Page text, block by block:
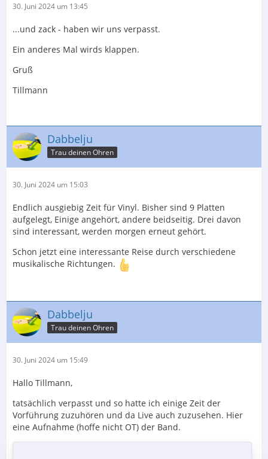
30. Juni 2024 um 13:45
...und zack - haben wir uns verpasst.
Ein anderes Mal wirds klappen.
Gruß
Tillmann
Dabbelju
Trau deinen Ohren
30. Juni 2024 um 15:03
Endlich ausgiebig Zeit für Vinyl. Bisher sind 9 Platten
aufgelegt, Einige angehört, andere beidseitig. Drei davon
sind interessant, werden morgen erneut gehört.
Schon jetzt eine interessante Reise durch verschiedene
musikalische Richtungen.
Dabbelju
Trau deinen Ohren
30. Juni 2024 um 15:49
Hallo Tillmann,
tatsächlich verpasst und so hatte ich einige Zeit der
Vorführung zuzuhören und da Live auch zuzusehen. Hier
eine Aufnahme (hoffe nicht OT) der Band.